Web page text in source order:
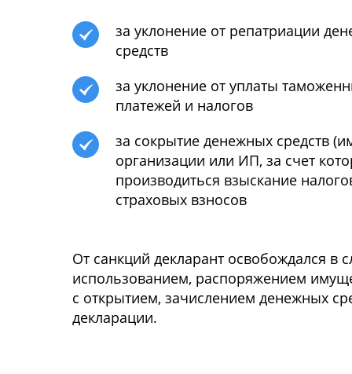
за уклонение от репатриации
средств
за уклонение от уплаты
платежей и налогов
за сокрытие денежных средств
организации или ИП, за счет
производиться взыскание
страховых взносов
От санкций декларант освобождался в
использованием, распоряжением
с открытием, зачислением денежных
декларации.